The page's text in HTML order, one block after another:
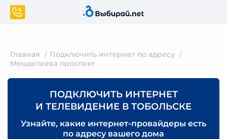
Главная
Подключить интернет по адресу
Менделеева проспект
ПОДКЛЮЧИТЬ ИНТЕРНЕТ
И ТЕЛЕВИДЕНИЕ В ТОБОЛЬСКЕ
Узнайте, какие интернет-провайдеры есть
по адресу вашего дома